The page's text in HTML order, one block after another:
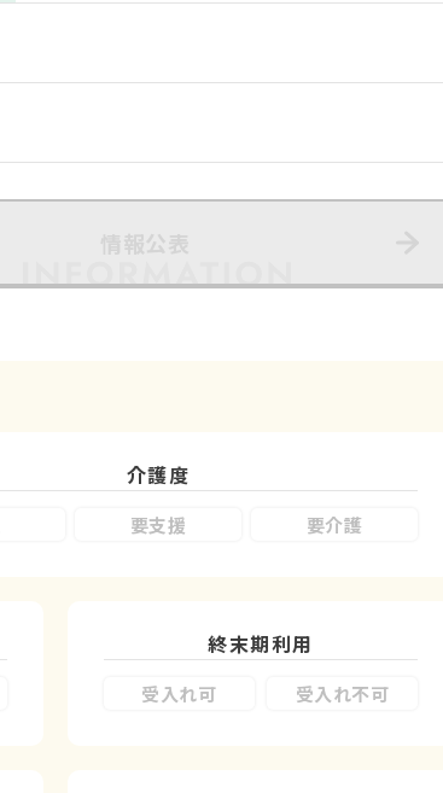
介護度
要支援 要介護
終末期利用
受入れ可 受入れ不可